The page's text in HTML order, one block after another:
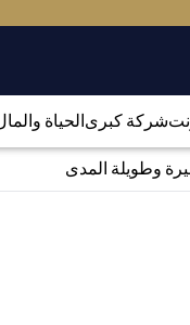
شركة كبرىالحياة
وطويلة المدى